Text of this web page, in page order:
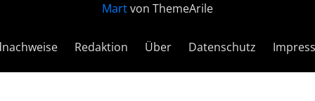
Martvon ThemeArile
Redaktion Über Datenschutz